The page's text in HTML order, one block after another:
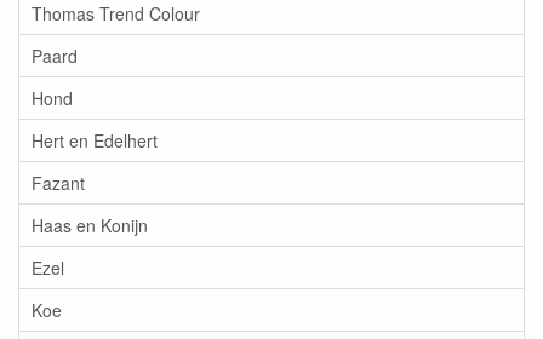
Thomas Trend Colour
Paard
Hond
Hert en Edelhert
Fazant
Haas en Konijn
Ezel
Koe